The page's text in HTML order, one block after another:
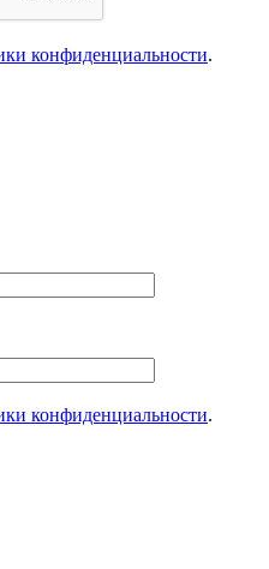
конфиденциальности.
конфиденциальности.